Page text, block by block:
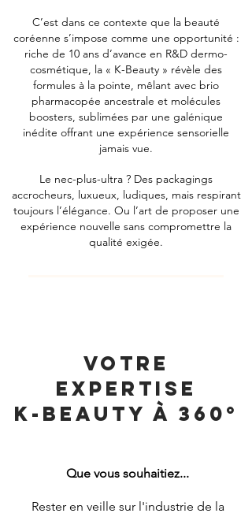
C’est dans ce contexte que la beauté
coréenne s’impose comme une opportunité :
riche de 10 ans d’avance en R&D dermo-
cosmétique, la « K-Beauty » révèle des
formules à la pointe, mêlant avec brio
pharmacopée ancestrale et molécules
boosters, sublimées par une galénique
inédite offrant une expérience sensorielle
jamais vue.
Le nec-plus-ultra ? Des packagings
accrocheurs, luxueux, ludiques, mais respirant
toujours l’élégance. Ou l’art de proposer une
expérience nouvelle sans compromettre la
qualité exigée.
VOTRE
EXPERTISE
K-BEAUTY À 360°
Que vous souhaitiez...
Rester en veille sur l'industrie de la